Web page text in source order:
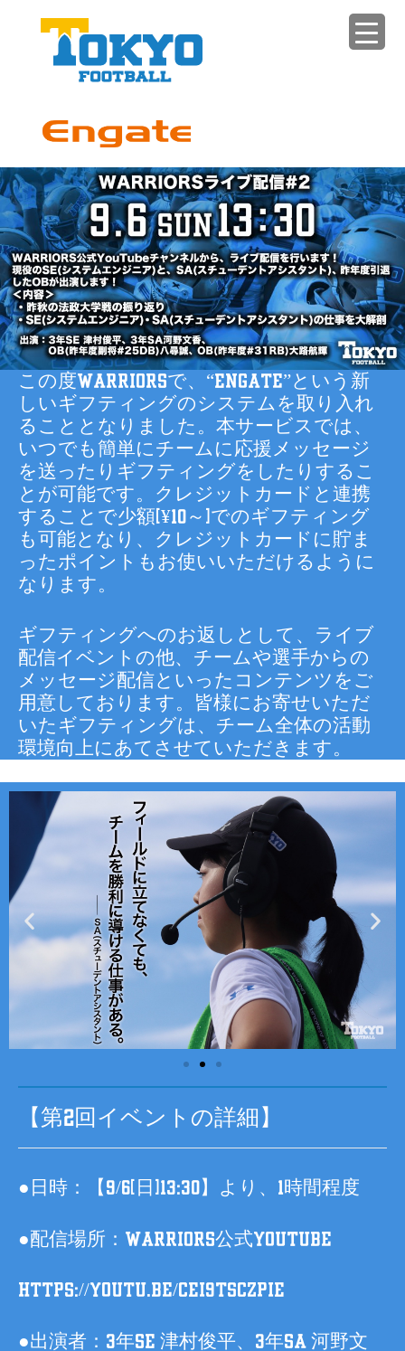
この度WARRIORSで、“Engate”という新
しいギフティングのシステムを取り入れ
ることとなりました。本サービスでは、
いつでも簡単にチームに応援メッセージ
を送ったりギフティングをしたりするこ
とが可能です。クレジットカードと連携
することで少額(¥10～)でのギフティング
も可能となり、クレジットカードに貯ま
ったポイントもお使いいただけるように
なります。
ギフティングへのお返しとして、ライブ
配信イベントの他、チームや選手からの
メッセージ配信といったコンテンツをご
用意しております。皆様にお寄せいただ
いたギフティングは、チーム全体の活動
環境向上にあてさせていただきます。
【第2回イベントの詳細】
●日時：【9/6(日)13:30】より、1時間程度
●配信場所：WARRIORS公式YouTube
https://youtu.be/CEi9tsCZpiE
●出演者：3年SE 津村俊平、3年SA 河野文